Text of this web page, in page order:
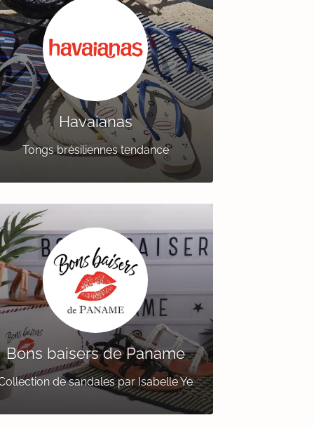
Havaianas
Tongs brésiliennes tendance
Bons baisers de Paname
de sandales par Isabelle Ye